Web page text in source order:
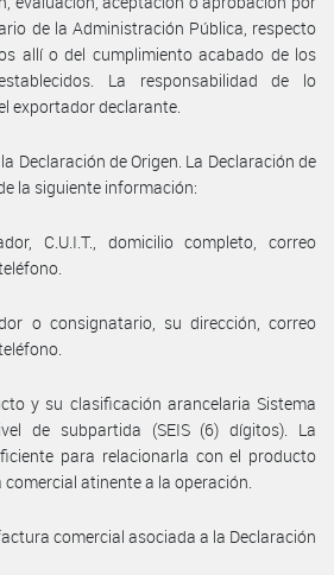
de la Administración Pública, respecto
allí o del cumplimiento acabado de los
La responsabilidad de lo
exportador declarante.
la Declaración de Origen. La Declaración de
la siguiente información:
C.U.I.T., domicilio completo, correo
o consignatario, su dirección, correo
y su clasificación arancelaria Sistema
de subpartida (SEIS (6) dígitos). La
para relacionarla con el producto
atinente a la operación.
comercial asociada a la Declaración